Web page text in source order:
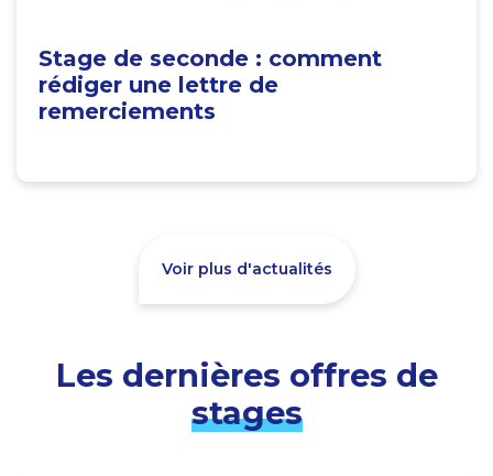
Stage de seconde : comment
rédiger une lettre de
remerciements
Voir plus d'actualités
Les dernières offres de
stages